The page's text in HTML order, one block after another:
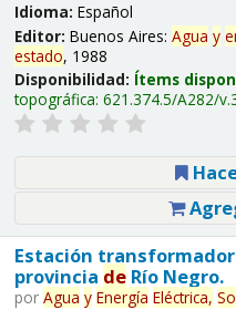
Idioma: Español
Editor: Buenos Aires: Agua y
estado, 1988
Disponibilidad: Ítems
topográfica: 621.374.5/A282/
Estación
provincia deRío Negro.
por Agua y Energía Eléctrica,